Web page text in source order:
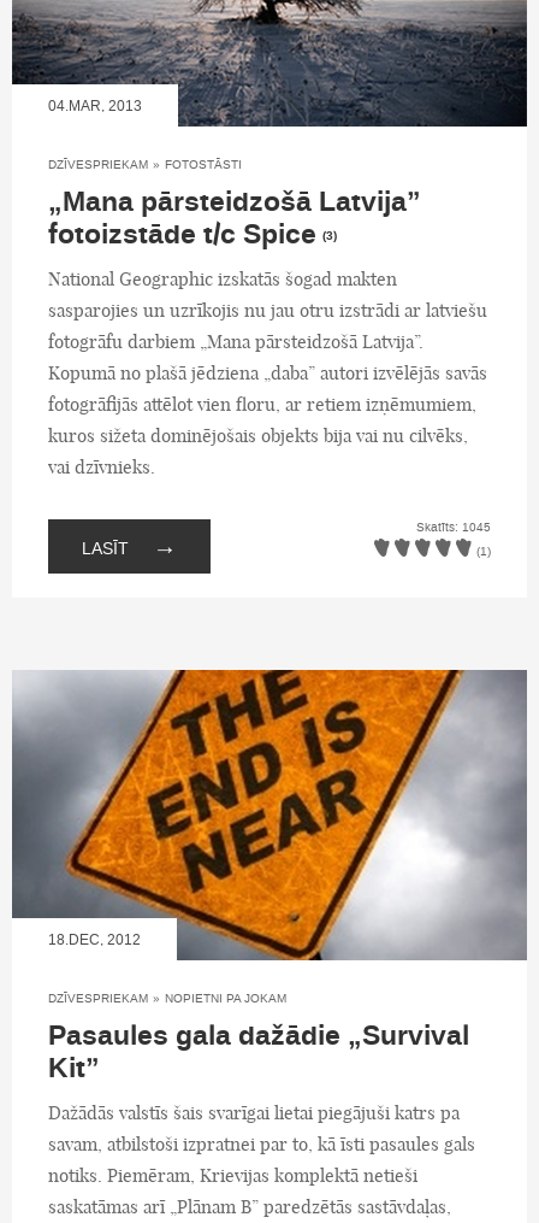
04.MAR, 2013
DZĪVESPRIEKAM » FOTOSTĀSTI
„Mana pārsteidzošā Latvija”
fotoizstāde t/c Spice (3)
National Geographic izskatās šogad makten
sasparojies un uzrīkojis nu jau otru izstrādi ar latviešu
fotogrāfu darbiem „Mana pārsteidzošā Latvija”.
Kopumā no plašā jēdziena „daba” autori izvēlējās savās
fotogrāfijās attēlot vien floru, ar retiem izņēmumiem,
kuros sižeta dominējošais objekts bija vai nu cilvēks,
vai dzīvnieks.
LASĪT →
Skatīts: 1045
(1)
18.DEC, 2012
DZĪVESPRIEKAM » NOPIETNI PA JOKAM
Pasaules gala dažādie „Survival
Kit”
Dažādās valstīs šais svarīgai lietai piegājuši katrs pa
savam, atbilstoši izpratnei par to, kā īsti pasaules gals
notiks. Piemēram, Krievijas komplektā netieši
saskatāmas arī „Plānam B” paredzētās sastāvdaļas,